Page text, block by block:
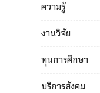
ความรู้
งานวิจัย
ทุนการศึกษา
บริการสังคม